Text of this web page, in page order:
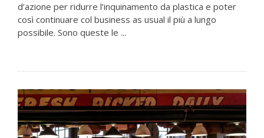
d’azione per ridurre l’inquinamento da plastica e poter
così continuare col business as usual il più a lungo
possibile. Sono queste le ...